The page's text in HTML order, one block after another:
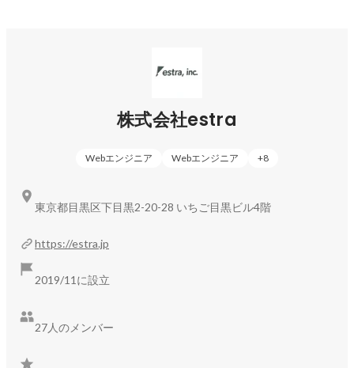
株式会社estra
Webエンジニア Webエンジニア +8
https://estra.jp
2019/11に設立
27人のメンバー
東京都目黒区下目黒2-20-28 いちご目黒ビル4階